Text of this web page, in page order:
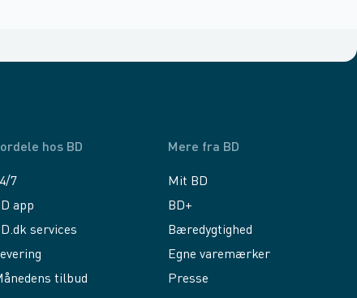
hos BD
7
app
services
tilbud
Mere fra BD
Mit BD
BD+
Bæredygtighed
Egne varemærker
Presse